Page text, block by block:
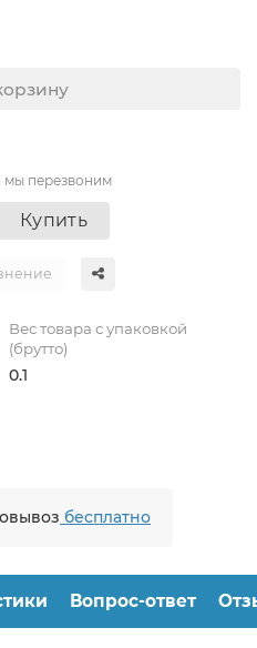
мы перезвоним
Купить
Вес товара с упаковкой
(брутто)
0.1
бесплатно
Вопрос-ответ